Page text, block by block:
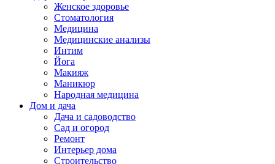
Женское здоровье
Стоматология
Медицина
Медицинские анализы
Интим
Йога
Макияж
Маникюр
Народная медицина
Дом и дача
Дача и садоводство
Сад и огород
Ремонт
Интерьер дома
Строительство